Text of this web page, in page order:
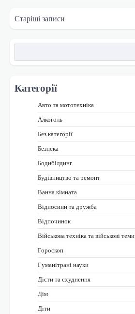
Навігація
за
записами
Старіші записи
Категорії
Авто та мототехніка
Алкоголь
Без категорії
Безпека
Бодибілдинг
Будівництво та ремонт
Ванна кімната
Відносини та дружба
Відпочинок
Військова техніка та військові теми
Гороскоп
Гуманітрані науки
Дієти та схуднення
Дім
Діти